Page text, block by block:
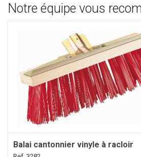
Notre équipe vous
Balai cantonnier vinyle à racloir